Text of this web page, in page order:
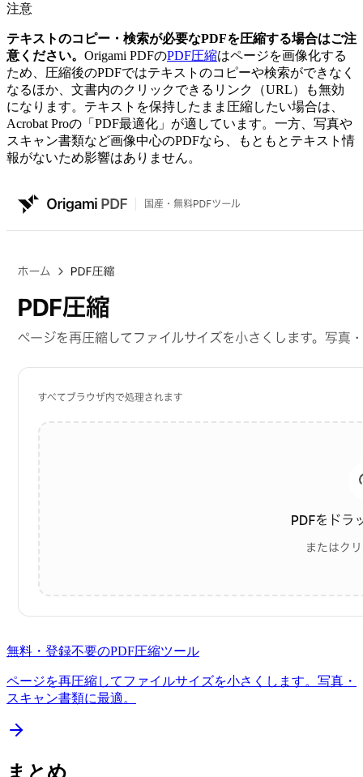
注意
テキストのコピー・検索が必要なPDFを圧縮する場合はご注
意ください。 Origami PDFのPDF圧縮はページを画像化する
ため、圧縮後のPDFではテキストのコピーや検索ができなく
なるほか、文書内のクリックできるリンク（URL）も無効
になります。テキストを保持したまま圧縮したい場合は、
Acrobat Proの「PDF最適化」が適しています。一方、写真や
スキャン書類など画像中心のPDFなら、もともとテキスト情
報がないため影響はありません。
無料・登録不要のPDF圧縮ツール
ページを再圧縮してファイルサイズを小さくします。写真・
スキャン書類に最適。
まとめ